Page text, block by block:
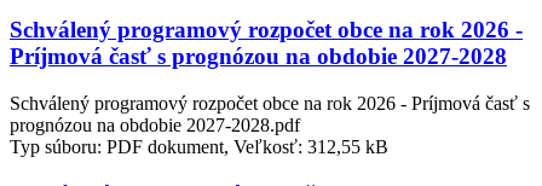
Schválený programový rozpočet obce na rok 2026 -
Príjmová časť s prognózou na obdobie 2027-2028
Schválený programový rozpočet obce na rok 2026 - Príjmová časť s
prognózou na obdobie 2027-2028.pdf
Typ súboru: PDF dokument, Veľkosť: 312,55 kB